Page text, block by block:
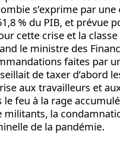
s’exprime par
% du PIB, et prévue
cette crise et la
le ministre des
faites par
de taxer d’abord
aux travailleurs et
feu à la rage
militants, la
de la pandémie.